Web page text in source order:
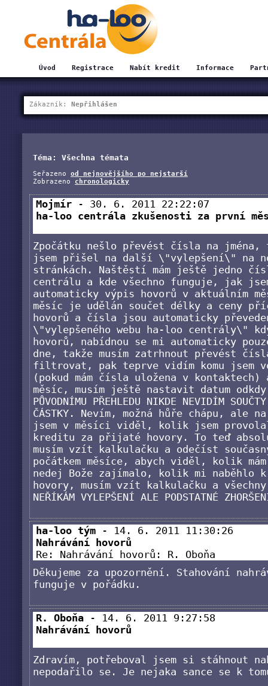
Úvod Registrace Nabít kredit Informace
Zákazník: Nepřihlášen
Téma: Všechna témata
Seřazeno od nejnovějšího po nejstarší
Zobrazeno chronologicky
Mojmír - 30. 6. 2011 22:22:07
ha-loo centrála zkušenosti za první
Zpočátku nešlo převést čísla na
jsem přišel na další \"vylepšení\" na
stránkách. Naštěstí mám ještě jedno
centrálu a kde všechno funguje, jak
automaticky výpis hovorů v aktuálním
měsíc je udělán součet délky a ceny
hovorů a čísla jsou automaticky
\"vylepšeného webu ha-loo centrály\"
hovorů, nabídnou se mi automaticky
dne, takže musím zatrhnout převést
filtrovat, pak teprve vidím komu jsem
(pokud mám čísla uložena v
měsíc, musím ještě nastavit datum odkdy
PŮVODNÍMU PŘEHLEDU NIKDE NEVIDÍM
ČÁSTKY. Nevím, možná hůře chápu, ale
jsem v měsíci viděl, kolik jsem
kreditu za přijaté hovory. To teď
musím vzít kalkulačku a odečíst
počátkem měsíce, abych viděl, kolik
nedej Bože zajímalo, kolik mi naběhlo
hovory, musím vzít kalkulačku a
NEŘÍKÁM VYLEPŠENÍ ALE PODSTATNÉ
ha-loo tým - 14. 6. 2011 11:30:26
Nahrávání hovorů
Re: Nahrávání hovorů: R. Oboňa
Děkujeme za upozornění. Stahování
funguje v pořádku.
R. Oboňa - 14. 6. 2011 9:27:58
Nahrávání hovorů
Zdravím, potřeboval jsem si stáhnout
nepodařilo se. Je nejaka sance se k